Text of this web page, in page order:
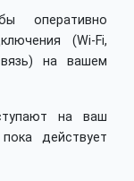
оперативно
(Wi-Fi,
на вашем
на ваш
действует